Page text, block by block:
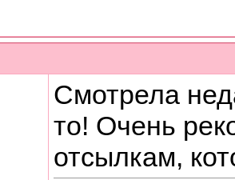
Смотрела
то! Очень
отсылкам,